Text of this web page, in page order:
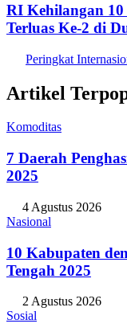
RI Kehilangan
Terluas Ke-2 di
Peringkat
Artikel
Komoditas
7 Daerah
2025
4 Agustus 2026
Nasional
10 Kabupaten
Tengah 2025
2 Agustus 2026
Sosial